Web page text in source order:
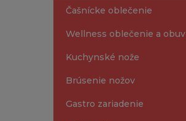
Čašnícke oblečenie
Wellness oblečenie a obuv
Kuchynské nože
Brúsenie nožov
Gastro zariadenie